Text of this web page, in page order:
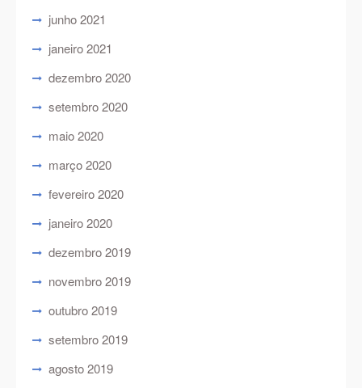
junho 2021
janeiro 2021
dezembro 2020
setembro 2020
maio 2020
março 2020
fevereiro 2020
janeiro 2020
dezembro 2019
novembro 2019
outubro 2019
setembro 2019
agosto 2019